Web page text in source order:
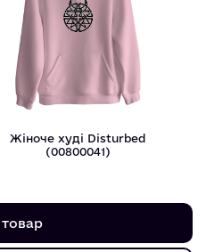
Жіноче худі Disturbed
(00800041)